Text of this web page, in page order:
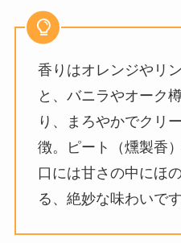
香りはオレンジやリ
と、バニラやオーク
り、まろやかでクリ
徴。ピート（燻製香
口には甘さの中にほ
る、絶妙な味わいです